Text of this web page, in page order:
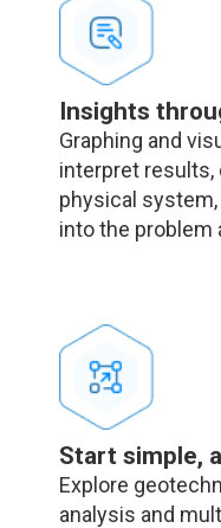
Insights
Graphing and
interpret results,
physical
into the problem
Start simple,
Explore
analysis and